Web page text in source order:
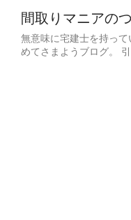
間取りマニアの
無意味に宅建士を持っ
めてさまようブログ。